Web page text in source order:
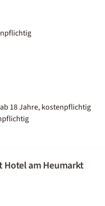
18 Jahre, kostenpflichtig
Hotel am Heumarkt